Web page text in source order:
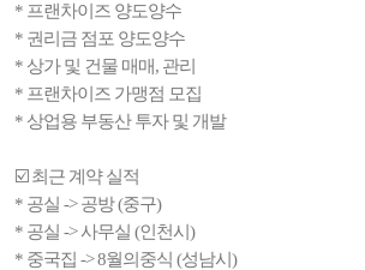
* 프랜차이즈 양도양수
* 권리금 점포 양도양수
* 상가 및 건물 매매, 관리
* 프랜차이즈 가맹점 모집
* 상업용 부동산 투자 및 개발
☑️ 최근 계약 실적
* 공실 -> 공방 (중구)
* 공실 -> 사무실 (인천시)
* 중국집 -> 8월의중식 (성남시)